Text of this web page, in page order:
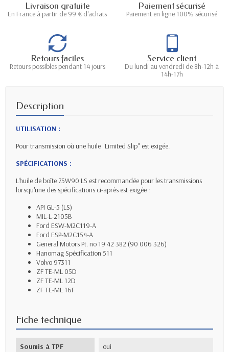
Livraison gratuite
En France à partir de 99 € d'achats
Paiement sécurisé
Paiement en ligne 100% sécurisé
Retours faciles
Retours possibles pendant 14 jours
Service client
Du lundi au vendredi de 8h-12h à
14h-17h
Description
UTILISATION :
Pour transmission où une huile "Limited Slip" est exigée.
SPÉCIFICATIONS :
L'huile de boîte 75W90 LS est recommandée pour les transmissions
lorsqu'une des spécifications ci-après est exigée :
API GL-5 (LS)
MIL-L-2105B
Ford ESW-M2C119-A
Ford ESP-M2C154-A
General Motors Pt. no 19 42 382 (90 006 326)
Hanomag Spécification 511
Volvo 97311
ZF TE-ML 05D
ZF TE-ML 12D
ZF TE-ML 16F
Fiche technique
Soumis à TPF oui